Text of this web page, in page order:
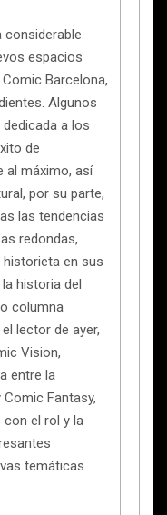
considerable
espacios
Barcelona,
Algunos
a los
de
al máximo, así
por su parte,
las tendencias
redondas,
en sus
historia del
columna
lector de ayer,
Vision,
entre la
Fantasy,
con el rol y la
temáticas.